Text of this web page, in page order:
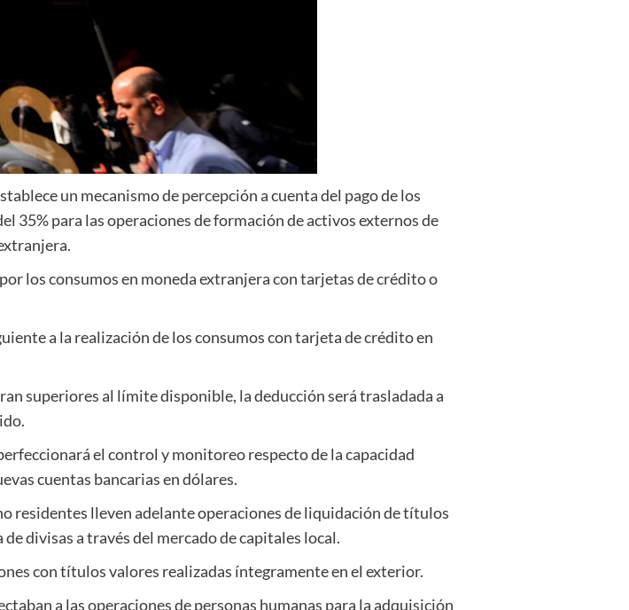
un mecanismo de percepción a cuenta del pago de los
35% para las operaciones de formación de activos externos de
los consumos en moneda extranjera con tarjetas de crédito o
a la realización de los consumos con tarjeta de crédito en
superiores al límite disponible, la deducción será trasladada a
el control y monitoreo respecto de la capacidad
cuentas bancarias en dólares.
residentes lleven adelante operaciones de liquidación de títulos
divisas a través del mercado de capitales local.
con títulos valores realizadas íntegramente en el exterior.
a las operaciones de personas humanas para la adquisición